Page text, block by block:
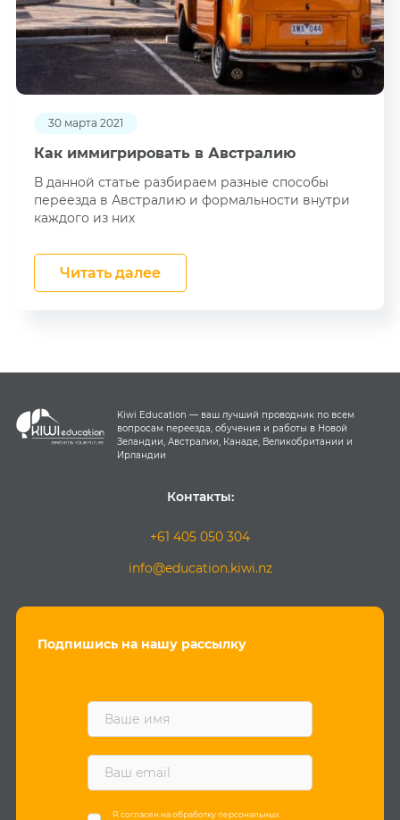
30 марта 2021
Как иммигрировать в Австралию
В данной статье разбираем разные способы
переезда в Австралию и формальности внутри
каждого из них
Читать далее
Kiwi Education — ваш лучший проводник по всем
вопросам переезда, обучения и работы в Новой
Зеландии, Австралии, Канаде, Великобритании и
Ирландии
Контакты:
+61 405 050 304
info@education.kiwi.nz
Подпишись на нашу рассылку
F
sE
Я согласен на обработкуперсональных